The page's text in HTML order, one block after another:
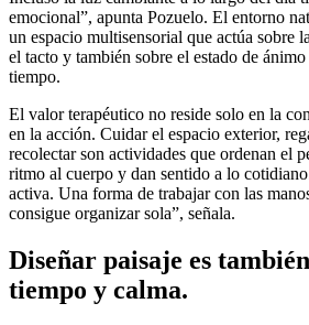
emocional”, apunta Pozuelo. El entorno
un espacio multisensorial que actúa sobre
el tacto y también sobre el estado de
tiempo.
El valor terapéutico no reside solo en la
en la acción. Cuidar el espacio exterior,
recolectar son actividades que ordenan el
ritmo al cuerpo y dan sentido a lo
activa. Una forma de trabajar con las
consigue organizar sola”, señala.
Diseñar paisaje es
tiempo y calma.